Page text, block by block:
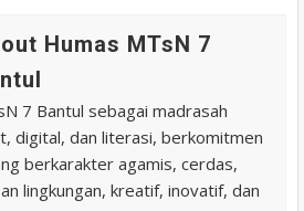
Humas MTsN 7
7 Bantul sebagai madrasah
digital, dan literasi, berkomitmen
berkarakter agamis, cerdas,
lingkungan, kreatif, inovatif, dan